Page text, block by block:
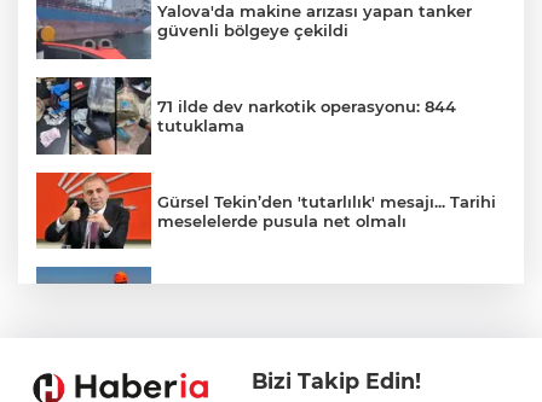
Yalova'da makine arızası yapan tanker
güvenli bölgeye çekildi
71 ilde dev narkotik operasyonu: 844
tutuklama
Gürsel Tekin’den 'tutarlılık' mesajı... Tarihi
meselelerde pusula net olmalı
Samsun’da Alaçam'a yeni yaşam alanı
Bizi Takip Edin!